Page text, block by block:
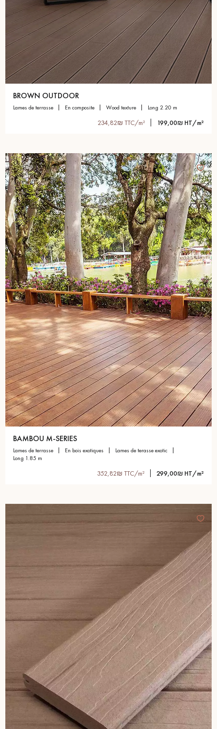
BROWN OUTDOOR
lames de terrasse en composite wood texture long 2.20 m
234,82₪ TTC/m² 199,00₪ HT/m²
BAMBOU M-SERIES
lames de terrasse en bois exotiques
lames de terasse exotic
long 1.85 m
352,82₪ TTC/m² 299,00₪ HT/m²